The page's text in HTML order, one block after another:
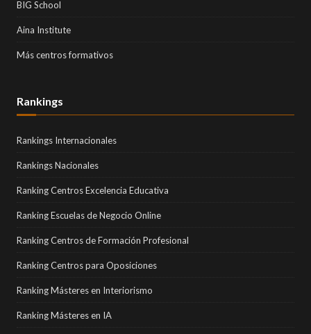
BIG School
Aina Institute
Más centros formativos
Rankings
Rankings Internacionales
Rankings Nacionales
Ranking Centros Excelencia Educativa
Ranking Escuelas de Negocio Online
Ranking Centros de Formación Profesional
Ranking Centros para Oposiciones
Ranking Másteres en Interiorismo
Ranking Másteres en IA